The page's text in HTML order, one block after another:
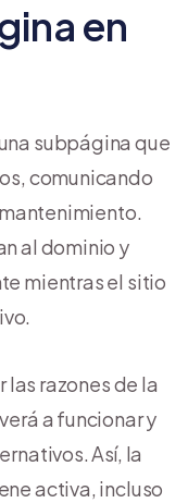
en
subpágina que
comunicando
al dominio y
mientras el sitio
las razones de la
a funcionar y
Así, la
activa, incluso